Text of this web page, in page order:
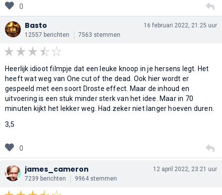
0
Basto
12557 berichten 7563 stemmen
16 februari 2022, 21:25 uur
Heerlijk idioot filmpje dat een leuke knoop in je hersens legt. Het
heeft wat weg van One cut of the dead. Ook hier wordt er
gespeeld met een soort Droste effect. Maar de inhoud en
uitvoering is een stuk minder sterk van het idee. Maar in 70
minuten kijkt het lekker weg. Had zeker niet langer hoeven duren.
3,5
0
james_cameron
7239 berichten 9964 stemmen
12 april 2022, 23:21 uur